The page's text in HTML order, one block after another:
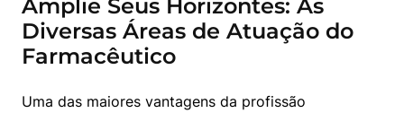
Amplie Seus Horizontes: As
Diversas Áreas de Atuação do
Farmacêutico
Uma das maiores vantagens da profissão